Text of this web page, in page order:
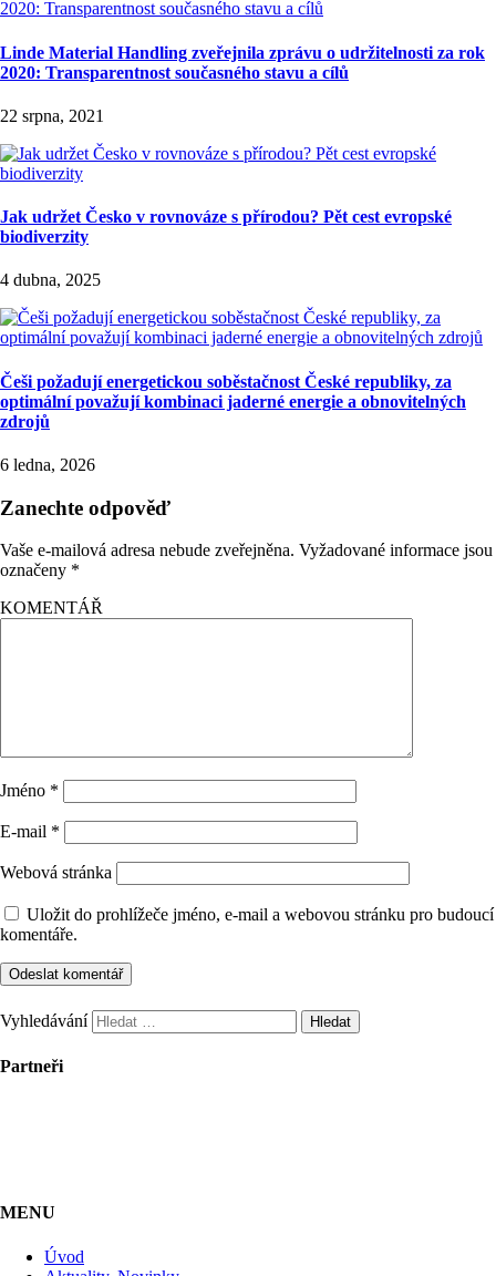
Linde Material Handling zveřejnila zprávu o udržitelnosti za rok
2020: Transparentnost současného stavu a cílů
22 srpna, 2021
Jak udržet Česko v rovnováze s přírodou? Pět cest evropské
biodiverzity
4 dubna, 2025
Češi požadují energetickou soběstačnost České republiky, za
optimální považují kombinaci jaderné energie a obnovitelných
zdrojů
6 ledna, 2026
Zanechte odpověď
Vaše e-mailová adresa nebude zveřejněna. Vyžadované informace jsou
označeny *
KOMENTÁŘ
Jméno *
E-mail *
Webová stránka
Uložit do prohlížeče jméno, e-mail a webovou stránku pro budoucí
komentáře.
Vyhledávání
Partneři
MENU
Úvod